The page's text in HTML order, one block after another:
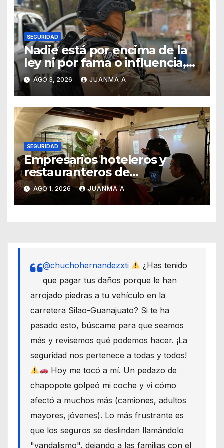
SEGURIDAD
Nadie está por encima de la
ley ni por fama o influencia,
afirmó titular de SSCG
AGO 3, 2026 JUANMA A
SEGURIDAD
Empresarios hoteleros y
restauranteros de
Guanajuato buscan frenar
intentos de extorsión
AGO 1, 2026 JUANMA A
@chuchohernandezxti
¿Has tenido
que pagar tus daños porque le han
arrojado piedras a tu vehículo en la
carretera Silao-Guanajuato? Si te ha
pasado esto, búscame para que seamos
más y revisemos qué podemos hacer. ¡La
seguridad nos pertenece a todas y todos!
Hoy me tocó a mí. Un pedazo de
chapopote golpeó mi coche y vi cómo
afectó a muchos más (camiones, adultos
mayores, jóvenes). Lo más frustrante es
que los seguros se deslindan llamándolo
"vandalismo", dejando a las familias con el